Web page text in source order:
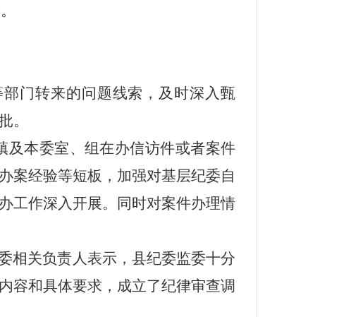
门转来的问题线索，及时深入甄
。
及本委室、组在办信访件或者案件
案经验等短板，加强对基层纪委自
工作深入开展。同时对案件办理情
相关负责人表示，县纪委监委十分
容和具体要求，成立了纪律审查调